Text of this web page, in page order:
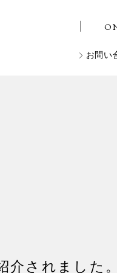
お問い
されました。